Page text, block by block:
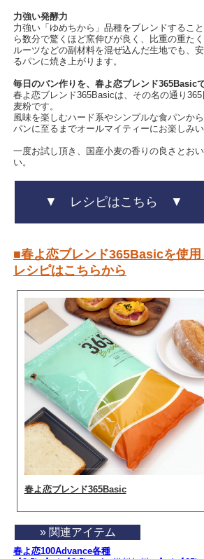
力強い発酵力
力強い「ゆめちから」品種をブレンドするこ
ら数分で驚くほど窯伸びが良く、比重の重た
ルーツなどの副材料を混ぜ込んだ生地でも、
るパンに焼き上がります。
毎日のパン作りを、春よ恋ブレンド365Basicで
春よ恋ブレンド365Basicは、その名の通り
麦粉です。
風味を楽しむハード系やシンプルな食パンか
パンに至るまでオールマイティーにお楽しみい
一度お試し頂き、国産小麦の香りの良さとお
い。
▼ レシピはこちら ▼
■春よ恋ブレンド365Basicを使用
レシピはこちらから
春よ恋ブレンド365Basic
» 関連アイテム
春よ恋100Advance各種